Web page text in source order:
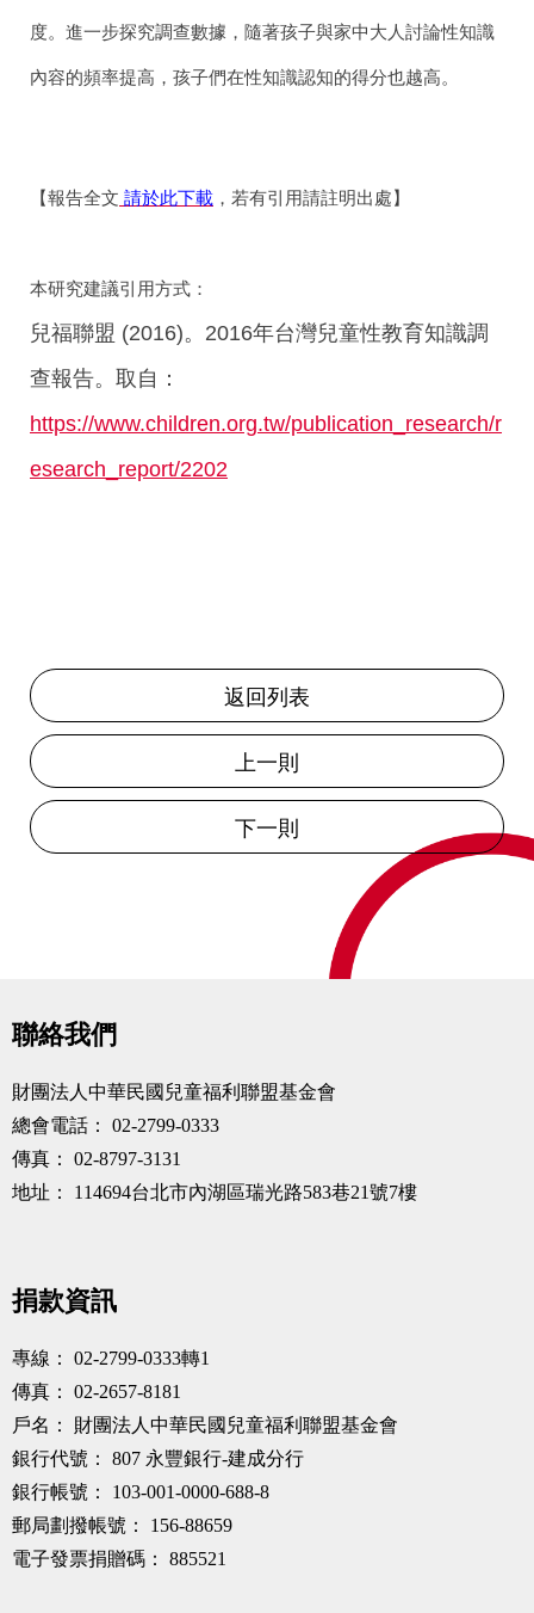
度。進一步探究調查數據，隨著孩子與家中大人討論性知識
內容的頻率提高，孩子們在性知識認知的得分也越高。
【報告全文 請於此下載 ，若有引用請註明出處】
本研究建議引用方式：
兒福聯盟 (2016)。2016年台灣兒童性教育知識調
查報告。取自：
https://www.children.org.tw/publication_research/r
esearch_report/2202
返回列表
上一則
下一則
聯絡我們
財團法人中華民國兒童福利聯盟基金會
總會電話：
02-2799-0333
傳真：
02-8797-3131
地址：
114694台北市內湖區瑞光路583巷21號7樓
捐款資訊
專線：
02-2799-0333轉1
傳真：
02-2657-8181
戶名：
財團法人中華民國兒童福利聯盟基金會
銀行代號：
807 永豐銀行-建成分行
銀行帳號：
103-001-0000-688-8
郵局劃撥帳號：
156-88659
電子發票捐贈碼：
885521